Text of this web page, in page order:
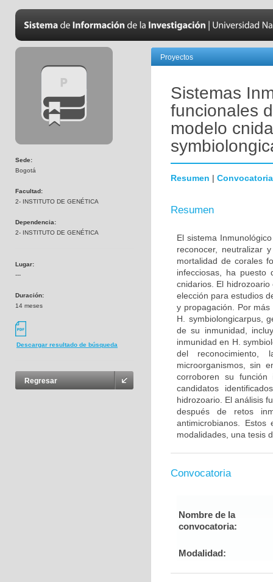
Sede:
Bogotá
Facultad:
2- INSTITUTO DE GENÉTICA
Dependencia:
2- INSTITUTO DE GENÉTICA
Lugar:
---
Duración:
14 meses
Descargar resultado de búsqueda
Regresar
Proyectos
Sistemas
funcionales
modelo
Resumen | Convocatoria
Resumen
El sistema
reconocer, neutralizar
mortalidad de corales
infecciosas, ha puesto
cnidarios. El
elección para estudios
y propagación. Por
H. symbiolongicarpus,
de su inmunidad,
inmunidad en H.
del reconocimiento,
microorganismos, sin
corroboren su
candidatos
hidrozoario. El análisis
después de retos
antimicrobianos.
modalidades, una tesis
Convocatoria
Nombre de la
convocatoria:
Modalidad: